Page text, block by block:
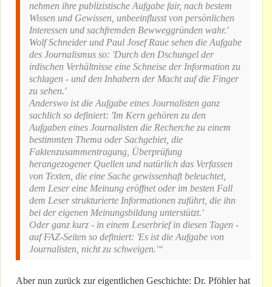
nehmen ihre publizistische Aufgabe fair, nach bestem
Wissen und Gewissen, unbeeinflusst von persönlichen
Interessen und sachfremden Bewweggründen wahr.'
Wolf Schneider und Paul Josef Raue sehen die Aufgabe
des Journalismus so: 'Durch den Dschungel der
irdischen Verhältnisse eine Schneise der Information zu
schlagen - und den Inhabern der Macht auf die Finger
zu sehen.'
Anderswo ist die Aufgabe eines Journalisten ganz
sachlich so definiert: 'Im Kern gehören zu den
Aufgaben eines Journalisten die Recherche zu einem
bestimmten Thema oder Sachgebiet, die
Faktenzusammentragung, Überprüfung
herangezogener Quellen und natürlich das Verfassen
von Texten, die eine Sache gewissenhaft beleuchtet,
dem Leser eine Meinung eröffnet oder im besten Fall
dem Leser strukturierte Informationen zuführt, die ihn
bei der eigenen Meinungsbildung unterstützt.'
Oder ganz kurz - in einem Leserbrief in diesen Tagen -
auf FAZ-Seiten so definiert: 'Es ist die Aufgabe von
Journalisten, nicht zu schweigen.'“
Aber nun zurück zur eigentlichen Geschichte: Dr. Pföhler hat